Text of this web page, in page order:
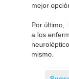
mejor
Por último,
a los
mismo.